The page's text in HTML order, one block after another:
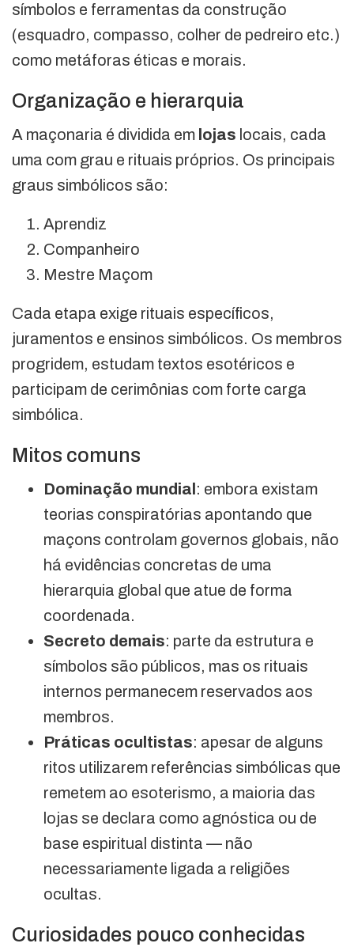
símbolos e ferramentas da construção
(esquadro, compasso, colher de pedreiro etc.)
como metáforas éticas e morais.
Organização e hierarquia
A maçonaria é dividida em lojas locais, cada
uma com grau e rituais próprios. Os principais
graus simbólicos são:
Aprendiz
Companheiro
Mestre Maçom
Cada etapa exige rituais específicos,
juramentos e ensinos simbólicos. Os membros
progridem, estudam textos esotéricos e
participam de cerimônias com forte carga
simbólica.
Mitos comuns
Dominação mundial : embora existam
teorias conspiratórias apontando que
maçons controlam governos globais, não
há evidências concretas de uma
hierarquia global que atue de forma
coordenada.
Secreto demais: parte da estrutura e
símbolos são públicos, mas os rituais
internos permanecem reservados aos
membros.
Práticas ocultistas: apesar de alguns
ritos utilizarem referências simbólicas que
remetem ao esoterismo, a maioria das
lojas se declara como agnóstica ou de
base espiritual distinta — não
necessariamente ligada a religiões
ocultas.
Curiosidades pouco conhecidas